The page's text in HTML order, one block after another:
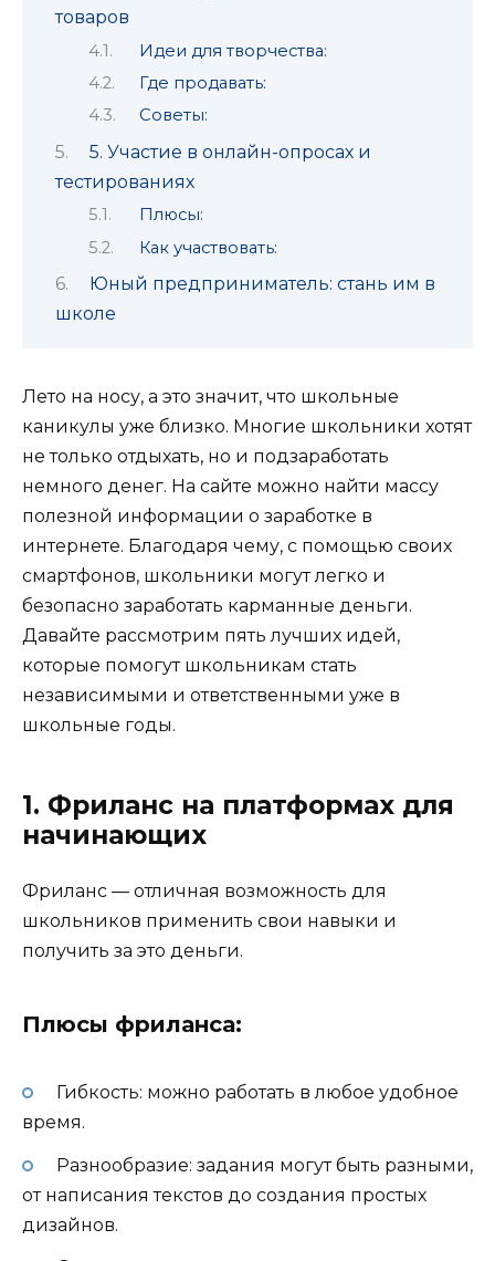
товаров
Идеи для творчества:
Где продавать:
Советы:
5. Участие в онлайн-опросах и
тестированиях
Плюсы:
Как участвовать:
Юный предприниматель: стань им в
школе
Лето на носу, а это значит, что школьные
каникулы уже близко. Многие школьники хотят
не только отдыхать, но и подзаработать
немного денег. На сайте можно найти массу
полезной информации о заработке в
интернете. Благодаря чему, с помощью своих
смартфонов, школьники могут легко и
безопасно заработать карманные деньги.
Давайте рассмотрим пять лучших идей,
которые помогут школьникам стать
независимыми и ответственными уже в
школьные годы.
1. Фриланс на платформах для
начинающих
Фриланс — отличная возможность для
школьников применить свои навыки и
получить за это деньги.
Плюсы фриланса:
Гибкость: можно работать в любое удобное
время.
Разнообразие: задания могут быть разными,
от написания текстов до создания простых
дизайнов.